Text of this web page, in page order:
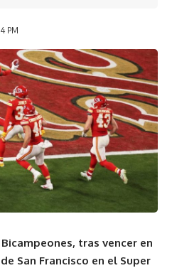
PM
tras vencer en
San Francisco en el Super